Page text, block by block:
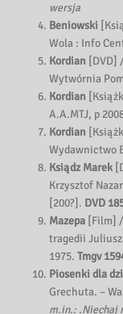
wersja
Beniowski
Wola : Info
Kordian [DVD]
Wytwórnia
Kordian
A.A.MTJ, p
Kordian
Wydawnictwo
Ksiądz Marek
Krzysztof
[200?]. DVD
Mazepa [Film]
tragedii
1975.Tmgv
Piosenki dla
Grechuta. –
m.in.: .Niechaj